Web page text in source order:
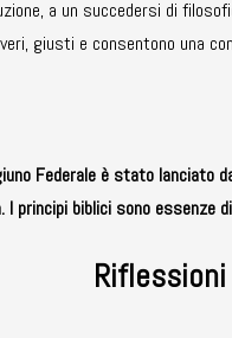
a un succedersi di
giusti e consentono una
Federale è stato
principi biblici sono essenze